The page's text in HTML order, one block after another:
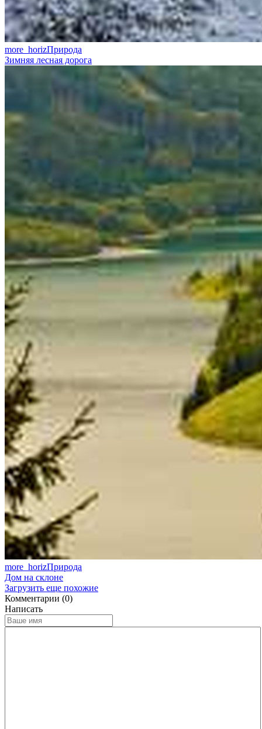
more_horizПрирода
Зимняя лесная дорога
more_horizПрирода
Дом на склоне
Загрузить еще похожие
Комментарии (0)
Написать